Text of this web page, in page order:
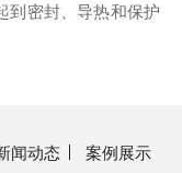
到密封、导热和保护
闻动态
案例展示